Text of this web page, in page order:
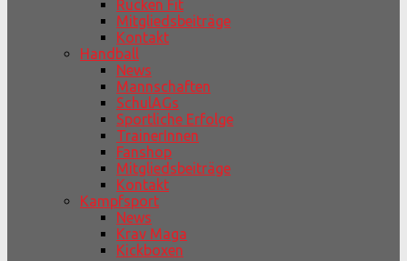
Rücken Fit
Mitgliedsbeiträge
Kontakt
Handball
News
Mannschaften
SchulAGs
Sportliche Erfolge
TrainerInnen
Fanshop
Mitgliedsbeiträge
Kontakt
Kampfsport
News
Krav Maga
Kickboxen